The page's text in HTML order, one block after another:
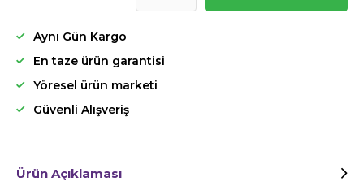
Aynı Gün Kargo
En taze ürün garantisi
Yöresel ürün marketi
Güvenli Alışveriş
Ürün Açıklaması